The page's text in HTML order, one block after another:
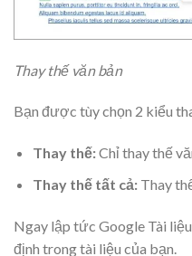
Thay thế văn bản
Bạn được tùy chọn 2 kiểu
Thay thế:Chỉ thay thế
Thay thế tất cả:Thay
Ngay lập tức Google Tài
định trong tài liệu của bạn.